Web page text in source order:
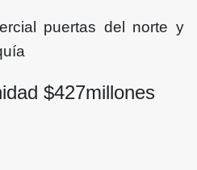
puertas del norte y
$427millones